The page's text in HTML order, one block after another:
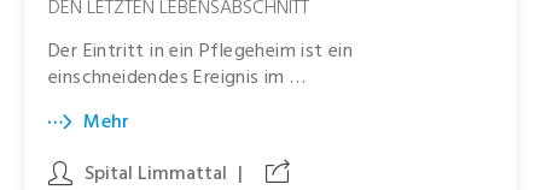
DEN LETZTEN LEBENSABSCHNITT
Der Eintritt in ein Pflegeheim ist ein
einschneidendes Ereignis im …
Mehr
Spital Limmattal |